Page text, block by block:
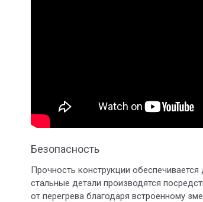
Безопасность
Прочность конструкции
стальные детали производятся
от перегрева благодаря встроенному